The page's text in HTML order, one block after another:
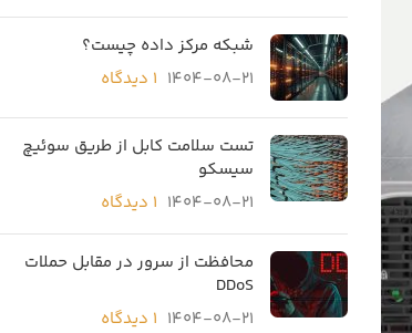
شبکه مرکز داده چیست؟
1404-08-21 ۱ دیدگاه
تست سلامت کابل از طریق سوئیچ
سیسکو
1404-08-21 ۱ دیدگاه
محافظت از سرور در مقابل حملات
DDoS
1404-08-21 ۱ دیدگاه